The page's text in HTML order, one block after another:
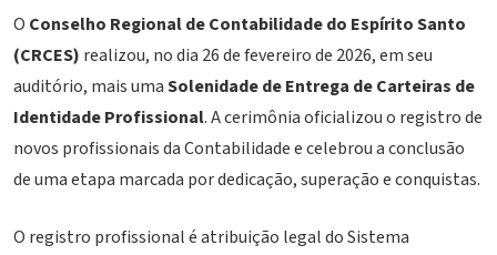
O Conselho Regional de Contabilidade do Espírito Santo
(CRCES) realizou, no dia 26 de fevereiro de 2026, em seu
auditório, mais umaSolenidade de Entrega de Carteiras de
Identidade Profissional. A cerimônia oficializou o registro de
novos profissionais da Contabilidade e celebrou a conclusão
de uma etapa marcada por dedicação, superação e conquistas.
O registro profissional é atribuição legal do Sistema